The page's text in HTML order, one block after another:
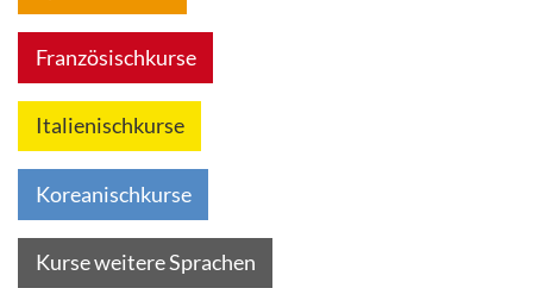
Französischkurse
Italienischkurse
Koreanischkurse
Kurse weitere Sprachen